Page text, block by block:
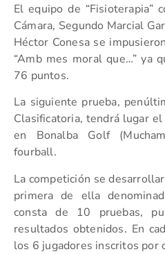
El equipo de “Fisioterapia”
Cámara, Segundo Marcial
Héctor Conesa se
“Amb mes moral que…” ya
76 puntos.
La siguiente prueba,
Clasificatoria, tendrá lugar
en Bonalba Golf
fourball.
La competición se
primera de ella
consta de 10 pruebas,
resultados obtenidos. En
los 6 jugadores inscritos por